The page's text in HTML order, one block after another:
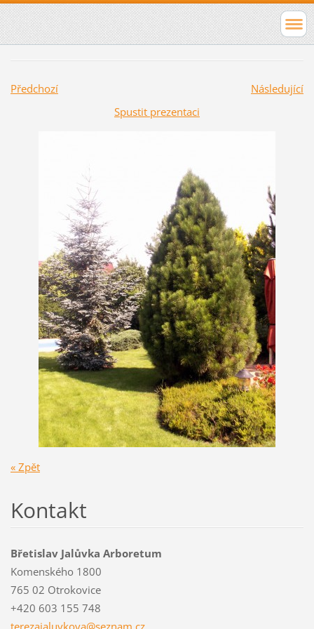
Předchozí
Následující
Spustit prezentaci
« Zpět
Kontakt
Břetislav Jalůvka Arboretum
Komenského 1800
765 02 Otrokovice
+420 603 155 748
terezajaluvkova@seznam.cz